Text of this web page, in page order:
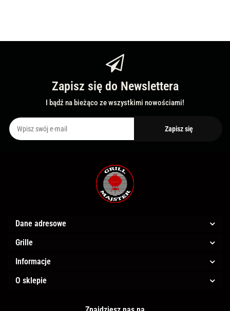
Zapisz się do Newslettera
I bądź na bieżąco ze wszystkimi nowościami!
Dane adresowe
Grille
Informacje
O sklepie